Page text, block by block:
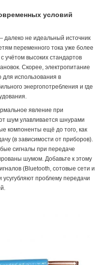
условий
далеко не идеальный источник
переменного тока уже более
учётом высоких стандартов
Скорее, электропитание
использования в
энергопотребления и где
явление при
шум улавливается шнурами
компоненты ещё до того, как
(в зависимости от приборов).
сигналы при передаче
шумом. Добавьте к этому
(Bluetooth, сотовые сети и
проблему передачи